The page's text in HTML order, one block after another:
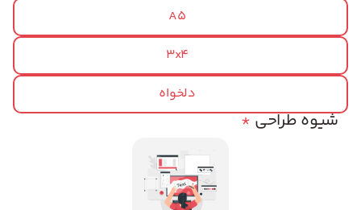
A5
3x4
دلخواه
*شیوه طراحی